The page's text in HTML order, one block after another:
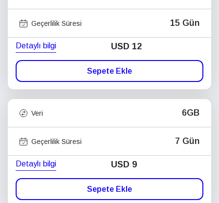
Geçerlilik Süresi 15 Gün
Detaylı bilgi USD 12
Sepete Ekle
Veri 6GB
Geçerlilik Süresi 7 Gün
Detaylı bilgi USD 9
Sepete Ekle